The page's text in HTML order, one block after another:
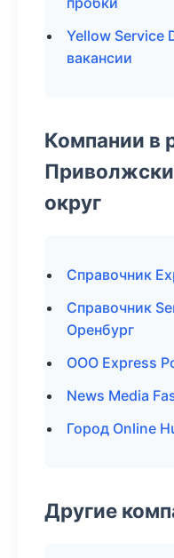
Yellow Service
вакансии
Компании в
округ
Справочник
Справочник
Оренбург
ООО Express
News Media
Город Online
Другие